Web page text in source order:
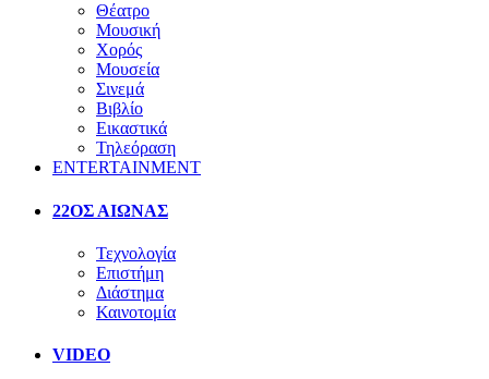
Θέατρο
Μουσική
Χορός
Μουσεία
Σινεμά
Βιβλίο
Εικαστικά
Τηλεόραση
ENTERTAINMENT
22ΟΣ ΑΙΩΝΑΣ
Τεχνολογία
Επιστήμη
Διάστημα
Καινοτομία
VIDEO